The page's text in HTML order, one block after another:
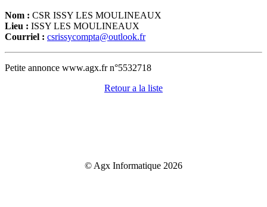
Nom : CSR ISSY LES MOULINEAUX
Lieu : ISSY LES MOULINEAUX
Courriel : csrissycompta@outlook.fr
Petite annonce www.agx.fr n°5532718
Retour a la liste
© Agx Informatique 2026